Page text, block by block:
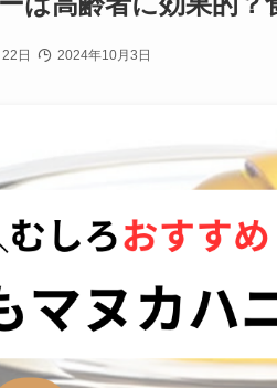
日 2024年10月3日